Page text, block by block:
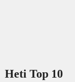
Heti Top 10